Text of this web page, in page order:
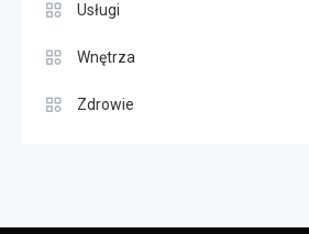
Usługi
Wnętrza
Zdrowie